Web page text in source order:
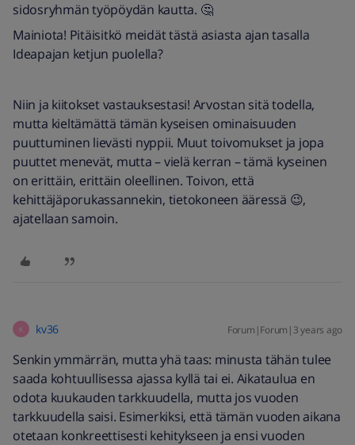
sidosryhmän työpöydän kautta. 🤔
Mainiota! Pitäisitkö meidät tästä asiasta ajan tasalla
Ideapajan ketjun puolella?
Niin ja kiitokset vastauksestasi! Arvostan sitä todella,
mutta kieltämättä tämän kyseisen ominaisuuden
puuttuminen lievästi nyppii. Muut toivomukset ja jopa
puuttet menevät, mutta – vielä kerran – tämä kyseinen
on erittäin, erittäin oleellinen. Toivon, että
kehittäjäporukassannekin, tietokoneen ääressä 😉,
ajatellaan samoin.
K kv36 Forum|Forum|3 years ago
Senkin ymmärrän, mutta yhä taas: minusta tähän tulee
saada kohtuullisessa ajassa kyllä tai ei. Aikataulua en
odota kuukauden tarkkuudella, mutta jos vuoden
tarkkuudella saisi. Esimerkiksi, että tämän vuoden aikana
otetaan konkreettisesti kehitykseen ja ensi vuoden